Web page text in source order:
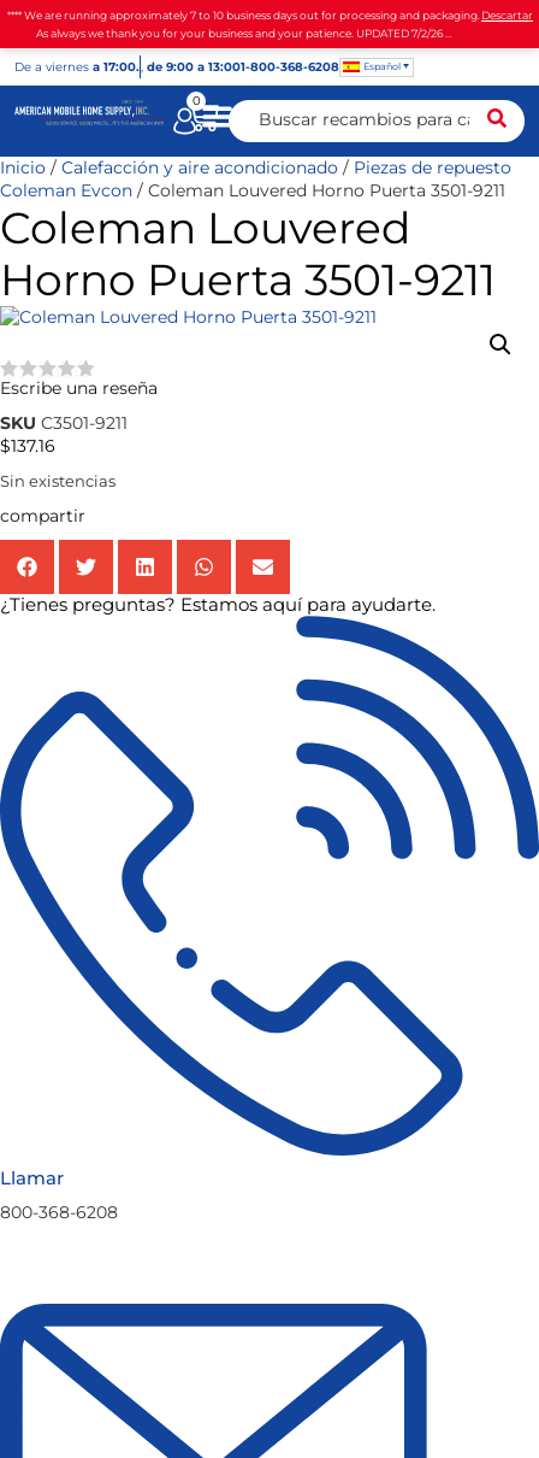
**** We are running approximately 7 to 10 business days out for processing and packaging.
As always we thank you for your business and your patience. UPDATED 7/2/26 ...
Descartar
De a viernes a 17:00., de 9:00 a 13:001-800-368-6208 Español
0
Inicio / Calefacción y aire acondicionado / Piezas de repuesto
Coleman Evcon / Coleman Louvered Horno Puerta 3501-9211
Coleman Louvered
Horno Puerta 3501-9211
★★★★★
Escribe una reseña
SKU C3501-9211
$137.16
Sin existencias
compartir
¿Tienes preguntas? Estamos aquí para ayudarte.
Llamar
800-368-6208